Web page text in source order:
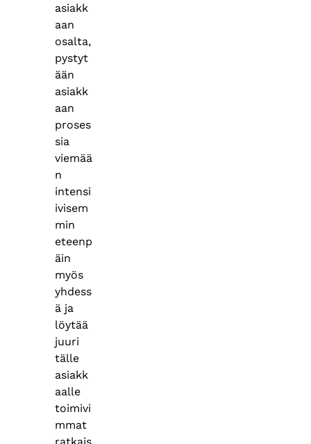
asiakk
aan
osalta,
pystyt
ään
asiakk
aan
proses
sia
viemää
n
intensi
ivisem
min
eteenp
äin
myös
yhdess
ä ja
löytää
juuri
tälle
asiakk
aalle
toimivi
mmat
ratkais